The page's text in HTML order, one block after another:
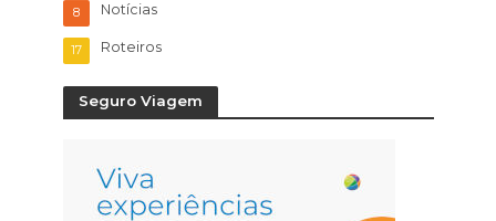
Notícias
8
Roteiros
17
Seguro Viagem